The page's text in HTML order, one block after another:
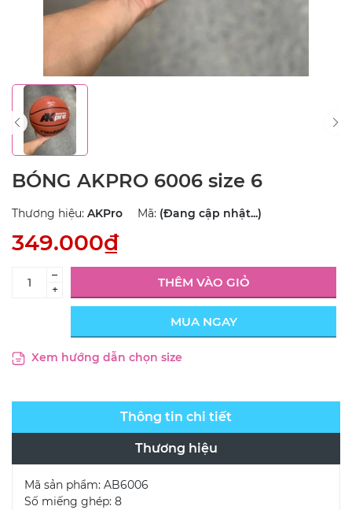
BÓNG AKPRO 6006 size 6
Thương hiệu: AKPro Mã: (Đang cập nhật...)
349.000₫
–
+
THÊM VÀO GIỎ
MUA NGAY
Xem hướng dẫn chọn size
Thông tin chi tiết
Thương hiệu
Mã sản phẩm: AB6006
Số miếng ghép: 8